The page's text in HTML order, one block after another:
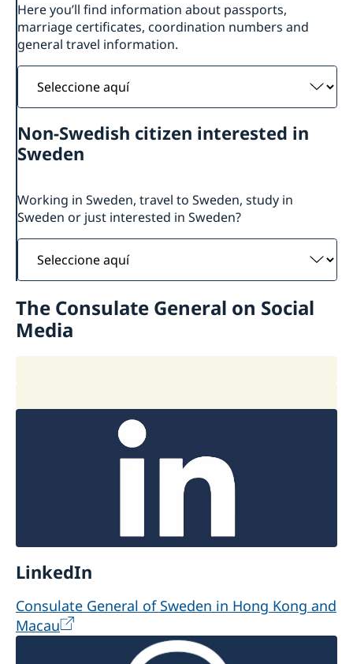
Here you’ll find information about passports,
marriage certificates, coordination numbers and
general travel information.
Seleccione
aquí
Non-Swedish citizen interested in
Sweden
Working in Sweden, travel to Sweden, study in
Sweden or just interested in Sweden?
Seleccione
aquí
The Consulate General on Social
Media
LinkedIn
Consulate General of Sweden in Hong Kong and
Macau